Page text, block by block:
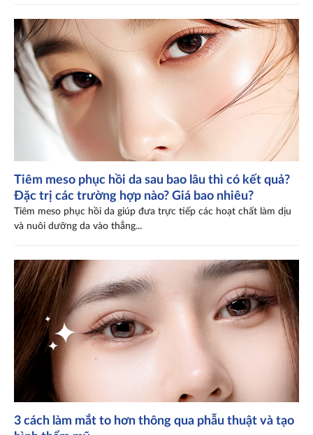
Tiêm meso phục hồi da sau bao lâu thì có kết quả?
Đặc trị các trường hợp nào? Giá bao nhiêu?
Tiêm meso phục hồi da giúp đưa trực tiếp các hoạt chất làm dịu
và nuôi dưỡng da vào thẳng...
3 cách làm mắt to hơn thông qua phẫu thuật và tạo